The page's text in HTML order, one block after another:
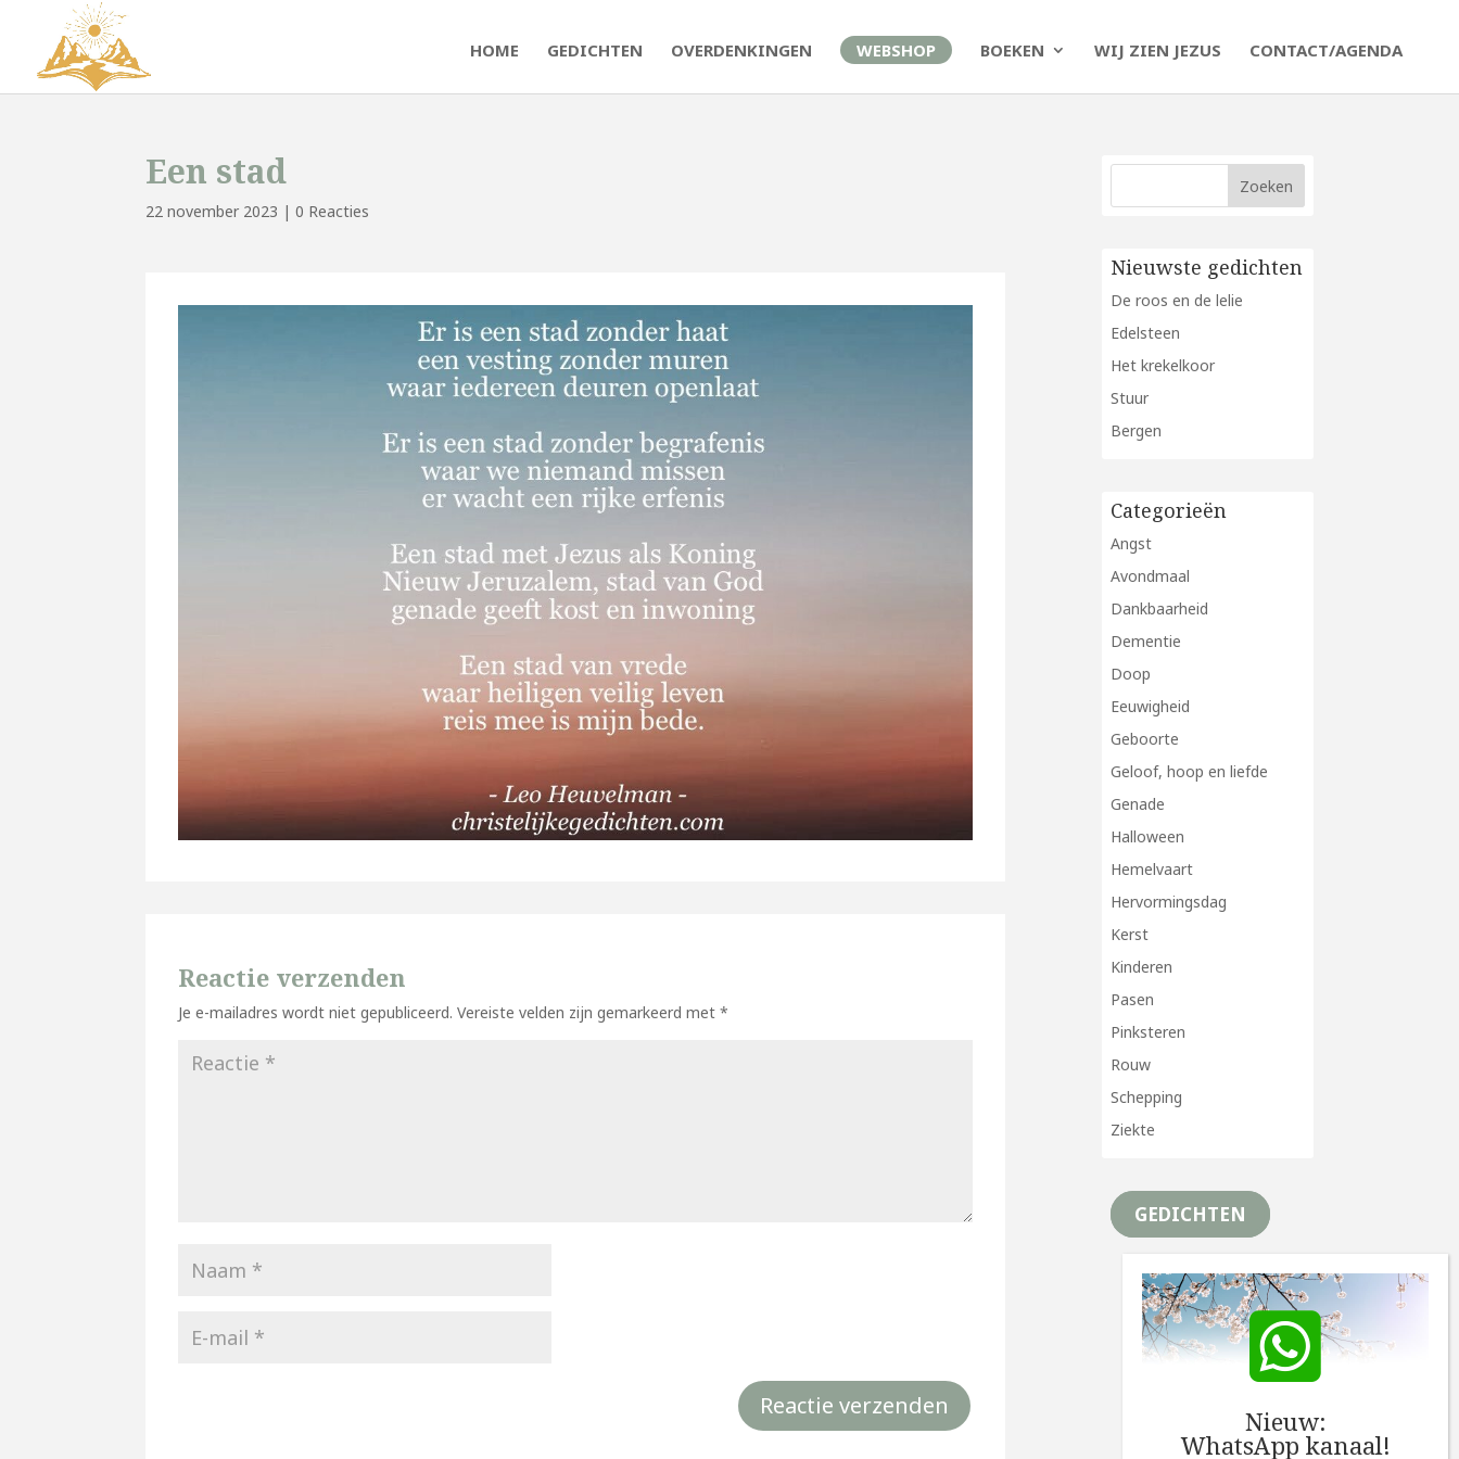
HOME GEDICHTEN OVERDENKINGEN WEBSHOP BOEKEN WIJ ZIEN JEZUS CONTACT/AGENDA
Een stad
22 november 2023 |0 Reacties
Reactie verzenden
Je e-mailadres wordt niet gepubliceerd. Vereiste velden zijn gemarkeerd met*
Nieuwste gedichten
De roos en de lelie
Edelsteen
Het krekelkoor
Stuur
Bergen
Categorieën
Angst
Avondmaal
Dankbaarheid
Dementie
Doop
Eeuwigheid
Geboorte
Geloof, hoop en liefde
Genade
Halloween
Hemelvaart
Hervormingsdag
Kerst
Kinderen
Pasen
Pinksteren
Rouw
Schepping
Ziekte
GEDICHTEN
Nieuw:
WhatsApp kanaal!